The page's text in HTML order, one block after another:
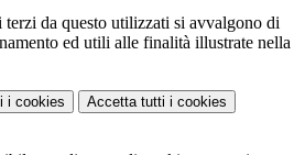
da questo utilizzati si avvalgono di
ed utili alle finalità illustrate nella
i cookies Accetta tutti i cookies